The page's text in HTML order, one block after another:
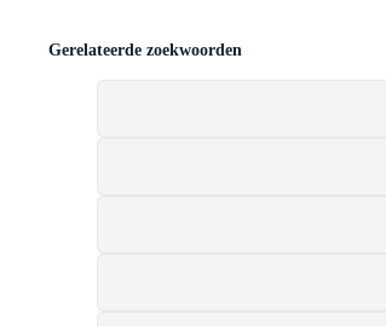
Gerelateerde zoekwoorden